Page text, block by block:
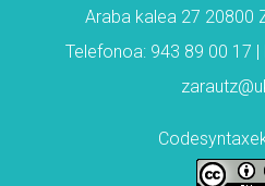
Araba kalea 27 20800
Telefonoa: 943 89 00 17